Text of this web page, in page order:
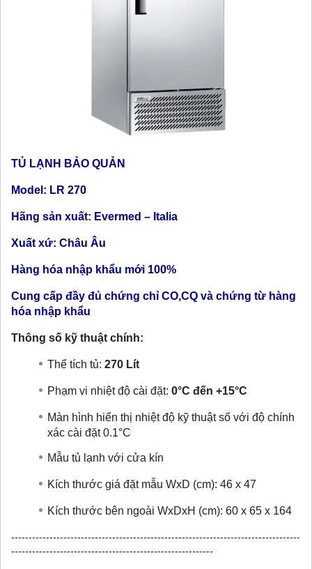
TỦ LẠNH BẢO QUẢN
Model: LR 270
Hãng sản xuất: Evermed – Italia
Xuất xứ: Châu Âu
Hàng hóa nhập khẩu mới 100%
Cung cấp đầy đủ chứng chỉ CO,CQ và chứng từ hàng
hóa nhập khẩu
Thông số kỹ thuật chính:
Thể tích tủ: 270 Lít
Phạm vi nhiệt độ cài đặt: 0°C đến +15°C
Màn hình hiển thị nhiệt độ kỹ thuật số với độ chính
xác cài đặt 0.1°C
Mẫu tủ lạnh với cửa kín
Kích thước giá đặt mẫu WxD (cm): 46 x 47
Kích thước bên ngoài WxDxH (cm): 60 x 65 x 164
-----------------------------------------------------------------------------------
----------------------------------------------------------